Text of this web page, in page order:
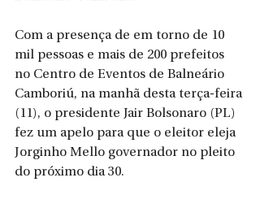
Com a presença de em torno de 10
mil pessoas e mais de 200 prefeitos
no Centro de Eventos de Balneário
Camboriú, na manhã desta terça-feira
(11), o presidente Jair Bolsonaro (PL)
fez um apelo para que o eleitor eleja
Jorginho Mello governador no pleito
do próximo dia 30.